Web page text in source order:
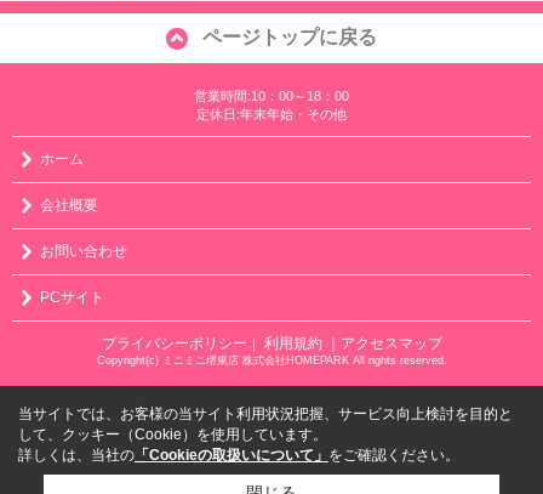
ページトップに戻る
営業時間:10：00～18：00
定休日:年末年始・その他
ホーム
会社概要
お問い合わせ
PCサイト
プライバシーポリシー 利用規約 ｜アクセスマップ
Copyright(c) ミニミニ堺東店 株式会社HOMEPARK All rights reserved.
当サイトでは、お客様の当サイト利用状況把握、サービス向上検討を目的と
して、クッキー（Cookie）を使用しています。
詳しくは、当社の 「Cookieの取扱いについて」 をご確認ください。